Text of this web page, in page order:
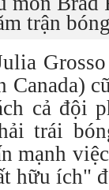
trận
Canada)
cả đội
trái
mạnh
hữu ích"